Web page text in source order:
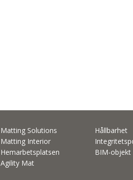
Matting Solutions
Matting Interior
Hemarbetsplatsen
Agility Mat
Hållbarhet
BIM-objekt